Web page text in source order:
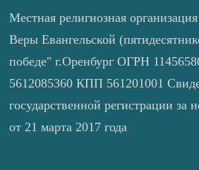
Местная религиозная
Веры Евангельской
победе" г.Оренбург ОГРН
5612085360 КПП 561201001
государственной регистрации за
от 21 марта 2017 года